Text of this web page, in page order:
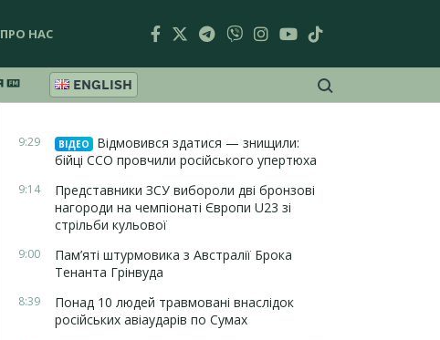
ПРО НАС
ENGLISH
9:29 ВІДЕО
Відмовився здатися — знищили:
бійці ССО провчили російського упертюха
9:14
Представники ЗСУ вибороли дві бронзові
нагороди на чемпіонаті Європи U23 зі
стрільби кульової
9:00
Пам’яті штурмовика з Австралії Брока
Тенанта Грінвуда
8:39
Понад 10 людей травмовані внаслідок
російських авіаударів по Сумах